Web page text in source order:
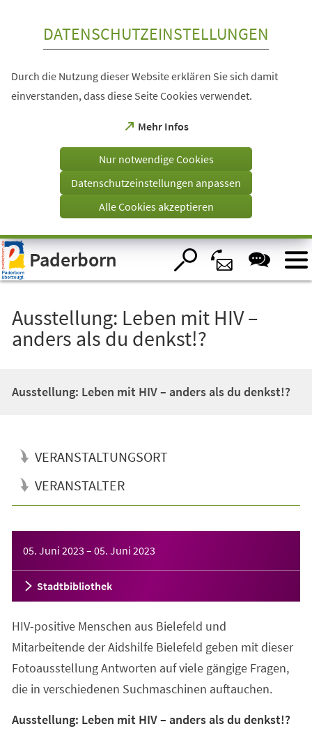
Visuelle
Assistenzsoftware
öffnen.
DATENSCHUTZEINSTELLUNGEN
Durch die Nutzung dieser Website erklären Sie sich damit
einverstanden, dass diese Seite Cookies verwendet.
Mehr Infos
(Öffnet
einem
Tab)
Nur notwendige Cookies
Datenschutzeinstellungen anpassen
Alle Cookies akzeptieren
Paderborn
Ausstellung: Leben mit HIV –
anders als du denkst!?
Ausstellung: Leben mit HIV – anders als du denkst!?
VERANSTALTUNGSORT
VERANSTALTER
05. Juni 2023 – 05. Juni 2023
Stadtbibliothek
HIV-positive Menschen aus Bielefeld und
Mitarbeitende der Aidshilfe Bielefeld geben mit dieser
Fotoausstellung Antworten auf viele gängige Fragen,
die in verschiedenen Suchmaschinen auftauchen.
Ausstellung: Leben mit HIV – anders als du denkst!?